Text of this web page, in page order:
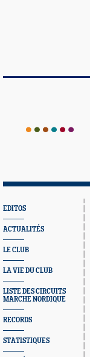
EDITOS
ACTUALITÉS
LE CLUB
LA VIE DU CLUB
LISTE DES CIRCUITS
MARCHE NORDIQUE
RECORDS
STATISTIQUES